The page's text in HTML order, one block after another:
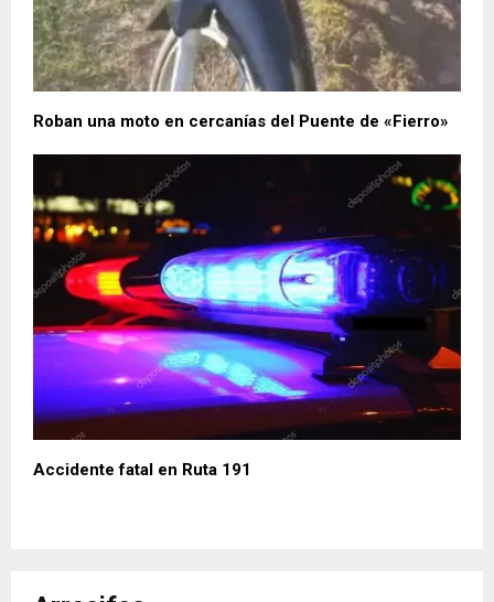
Roban una moto en cercanías del Puente de «Fierro»
Accidente fatal en Ruta 191